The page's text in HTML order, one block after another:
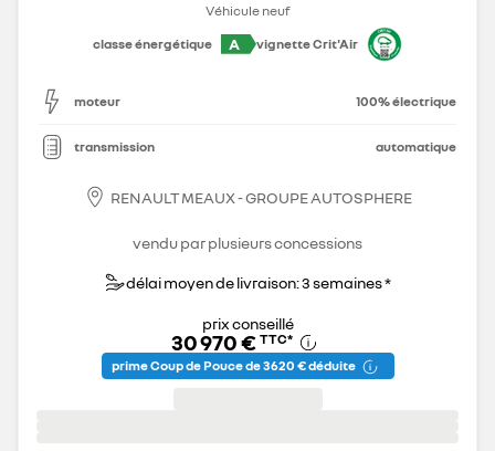
Véhicule neuf
classe énergétique
A vignette Crit'Air
moteur 100% électrique
transmission automatique
RENAULT MEAUX - GROUPE AUTOSPHERE
vendu par plusieurs concessions
délai moyen de livraison: 3 semaines *
prix conseillé
30 970 € TTC*
prime Coup de Pouce de 3 620 € déduite